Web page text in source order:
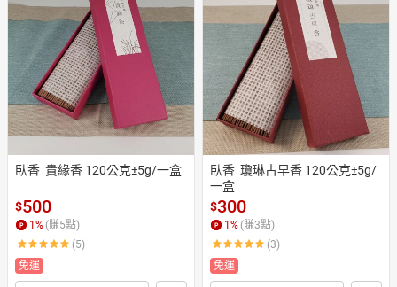
女裝 男裝 化妝保養 情趣用品
日本購物 電子/紙本書
臥香  貴緣香 120公克±5g/一盒
$500
1 % (賺5點)
(5)
免運
臥香  瓊琳古早香 120公克±5g/
一盒
$300
1 % (賺3點)
(3)
免運